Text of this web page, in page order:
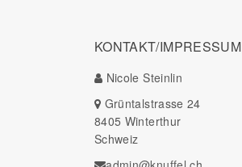
KONTAKT/IMPRESSUM
Nicole Steinlin
Grüntalstrasse 24
8405 Winterthur
Schweiz